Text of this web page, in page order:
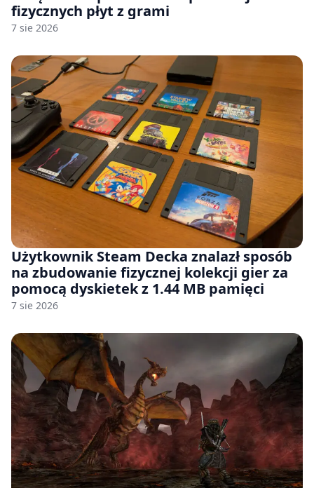
fizycznych płyt z grami
7 sie 2026
Użytkownik Steam Decka znalazł sposób
na zbudowanie fizycznej kolekcji gier za
pomocą dyskietek z 1.44 MB pamięci
7 sie 2026